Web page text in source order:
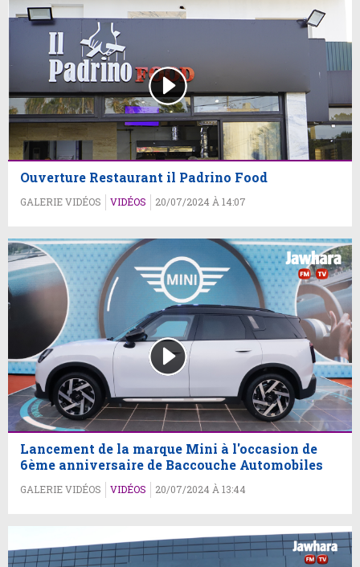
Ouverture Restaurant il Padrino Food
GALERIE VIDÉOS VIDÉOS 20/07/2024 À 14:07
Lancement de la marque Mini à l'occasion de
6ème anniversaire de Baccouche Automobiles
GALERIE VIDÉOS VIDÉOS 20/07/2024 À 13:44